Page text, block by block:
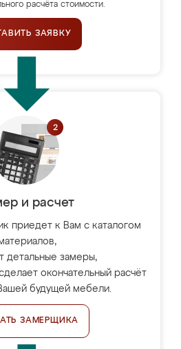
расчёта стоимости.
ЗАЯВКУ
и расчет
приедет к Вам с каталогом
детальные замеры,
окончательный расчёт
будущей мебели.
ЗАМЕРЩИКА